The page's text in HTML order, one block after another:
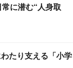
に潜む“人身取
たり支える「小学